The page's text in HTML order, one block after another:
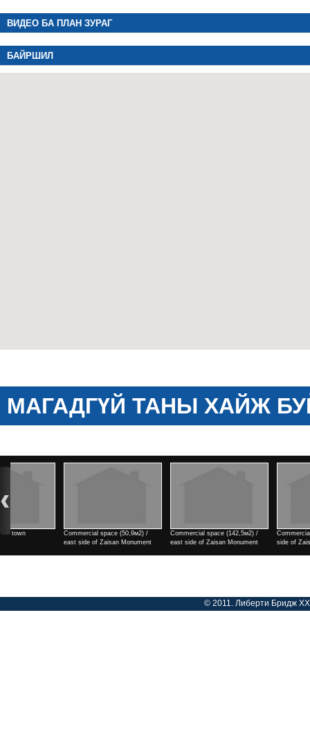
ВИДЕО БА ПЛАН ЗУРАГ
БАЙРШИЛ
МАГАДГҮЙ ТАНЫ ХАЙЖ
Commercial space (142,5м2) /
east side of Zaisan Monument
Commercial space (182м2) / east
side of Zaisan Monument
2 rooms / north side of Tengis
cinema
© 2011. Либерти Бридж